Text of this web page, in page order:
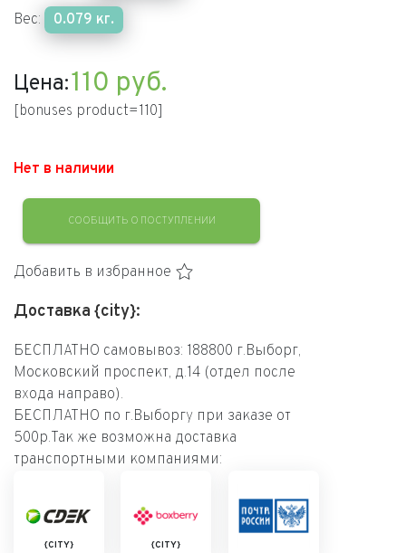
Вес: 0.079 кг.
Цена:110 руб.
[bonuses product=110]
Нет в наличии
СООБЩИТЬ О ПОСТУПЛЕНИИ
Добавить в избранное
Доставка {city}:
БЕСПЛАТНО самовывоз: 188800 г.Выборг,
Московский проспект, д.14 (отдел после
входа направо).
БЕСПЛАТНО по г.Выборгу при заказе от
500р.Так же возможна доставка
транспортными компаниями:
{CITY} {CITY}